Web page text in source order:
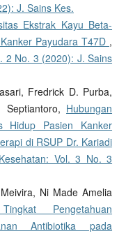
J. Sains Kes.
Ekstrak Kayu Beta-
Payudara T47D ,
2 No. 3 (2020): J. Sains
Fredrick D. Purba,
Hubungan
Hidup Pasien Kanker
di RSUP Dr. Kariadi
Vol. 3 No. 3
Ni Made Amelia
Pengetahuan
Antibiotika pada